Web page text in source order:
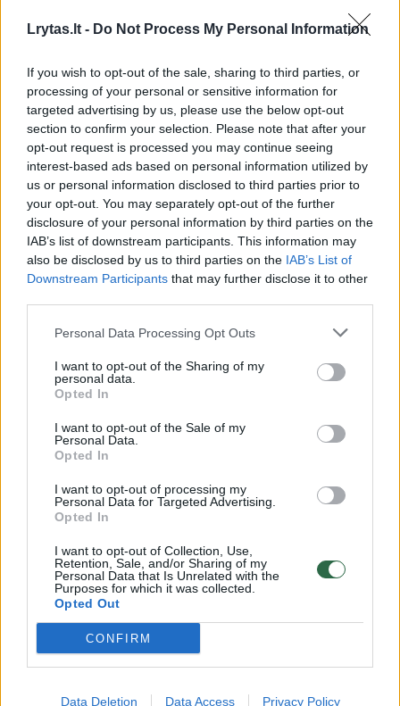
Lrytas.lt - Do Not Process My Personal Information
If you wish to opt-out of the sale, sharing to third parties, or
processing of your personal or sensitive information for
targeted advertising by us, please use the below opt-out
section to confirm your selection. Please note that after your
opt-out request is processed you may continue seeing
interest-based ads based on personal information utilized by
us or personal information disclosed to third parties prior to
your opt-out. You may separately opt-out of the further
disclosure of your personal information by third parties on the
IAB’s list of downstream participants. This information may
also be disclosed by us to third parties on the IAB’s List of
Downstream Participants that may further disclose it to other
Personal Data Processing Opt Outs
I want to opt-out of the Sharing of my
personal data.
Opted In
I want to opt-out of the Sale of my
Personal Data.
Opted In
I want to opt-out of processing my
Personal Data for Targeted Advertising.
Opted In
I want to opt-out of Collection, Use,
Retention, Sale, and/or Sharing of my
Personal Data that Is Unrelated with the
Purposes for which it was collected.
Opted Out
CONFIRM
Data Deletion Data Access Privacy Policy
Žinios
00:58:18
Ironvytas pristatė naują dainos „Kings of kings“ vaizdo
klipą
Žinios | Pramogos
00:02:01
Panevėžys kitomis akimis: kviečia atvykti į
atsinaujinantį miestą
Žinios | Lietuvos diena
Lietuvos olimpinės rinktinės kandidatai pasidalino
Žinios | Sportas
00:03:28
Trečiąjį vaiką sūpuojantis Mantas Jankavičius turi gerų
Žinios | Pramogos
MTV apdovanojimuose – kandžiojo Kendricko Lamaro
triumfas
Žinios | Pasaulis
Pamatykite, kokia neįprasta studenčių dovana buvo